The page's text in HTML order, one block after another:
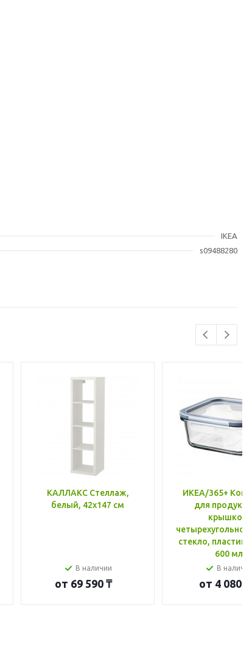
IKEA
s09488280
КАЛЛАКС Стеллаж,
белый, 42x147 см
В наличии
от 69 590 ₸
ИКЕА/365+
для
крышкой,
стекло, пластик
600 мл
В
от 4 080 ₸